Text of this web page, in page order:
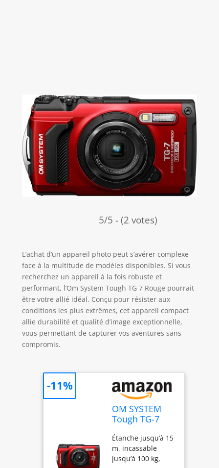
5/5 - (2 votes)
L’achat d’un appareil photo peut s’avérer complexe
face à la multitude de modèles disponibles. Si vous
recherchez un appareil à la fois robuste et
performant, l’Om System Tough TG 7 Rouge pourrait
être votre allié idéal. Conçu pour résister aux
conditions les plus extrêmes, cet appareil compact
allie durabilité et qualité d’image exceptionnelle,
vous permettant de capturer vos aventures sans
compromis.
OM SYSTEM
Tough TG-7
Appareil Photo
Étanche 12 MP
et Vidéo 4K
Étanche jusqu’à 15
m, incassable
jusqu’à 100 kg,
-11%